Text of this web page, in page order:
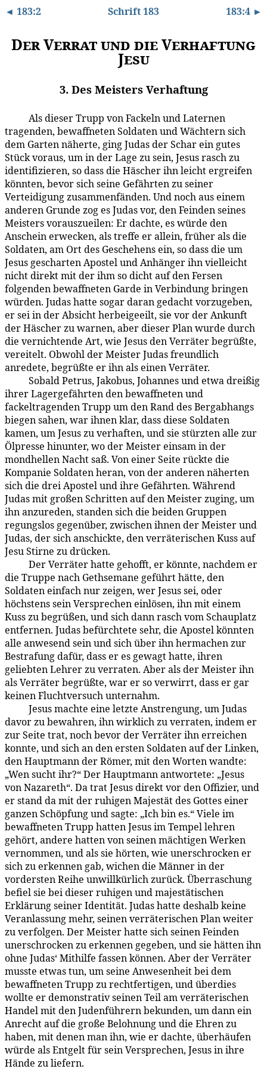
◄ 183:2 Schrift 183 183:4 ►
Der Verrat und die Verhaftung
Jesu
3. Des Meisters Verhaftung
Als dieser Trupp von Fackeln und Laternen
tragenden, bewaffneten Soldaten und Wächtern sich
dem Garten näherte, ging Judas der Schar ein gutes
Stück voraus, um in der Lage zu sein, Jesus rasch zu
identifizieren, so dass die Häscher ihn leicht ergreifen
könnten, bevor sich seine Gefährten zu seiner
Verteidigung zusammenfänden. Und noch aus einem
anderen Grunde zog es Judas vor, den Feinden seines
Meisters vorauszueilen: Er dachte, es würde den
Anschein erwecken, als treffe er allein, früher als die
Soldaten, am Ort des Geschehens ein, so dass die um
Jesus gescharten Apostel und Anhänger ihn vielleicht
nicht direkt mit der ihm so dicht auf den Fersen
folgenden bewaffneten Garde in Verbindung bringen
würden. Judas hatte sogar daran gedacht vorzugeben,
er sei in der Absicht herbeigeeilt, sie vor der Ankunft
der Häscher zu warnen, aber dieser Plan wurde durch
die vernichtende Art, wie Jesus den Verräter begrüßte,
vereitelt. Obwohl der Meister Judas freundlich
anredete, begrüßte er ihn als einen Verräter.
183:3.2Sobald Petrus, Jakobus, Johannes und etwa dreißig
ihrer Lagergefährten den bewaffneten und
fackeltragenden Trupp um den Rand des Bergabhangs
biegen sahen, war ihnen klar, dass diese Soldaten
kamen, um Jesus zu verhaften, und sie stürzten alle zur
Ölpresse hinunter, wo der Meister einsam in der
mondhellen Nacht saß. Von einer Seite rückte die
Kompanie Soldaten heran, von der anderen näherten
sich die drei Apostel und ihre Gefährten. Während
Judas mit großen Schritten auf den Meister zuging, um
ihn anzureden, standen sich die beiden Gruppen
regungslos gegenüber, zwischen ihnen der Meister und
Judas, der sich anschickte, den verräterischen Kuss auf
Jesu Stirne zu drücken.
Der Verräter hatte gehofft, er könnte, nachdem er
die Truppe nach Gethsemane geführt hätte, den
Soldaten einfach nur zeigen, wer Jesus sei, oder
höchstens sein Versprechen einlösen, ihn mit einem
Kuss zu begrüßen, und sich dann rasch vom Schauplatz
entfernen. Judas befürchtete sehr, die Apostel könnten
alle an­wesend sein und sich über ihn hermachen zur
Bestrafung dafür, dass er es gewagt hatte, ihren
geliebten Lehrer zu verraten. Aber als der Meister ihn
als Ver­räter begrüßte, war er so verwirrt, dass er gar
keinen Fluchtversuch unternahm.
Jesus machte eine letzte Anstrengung, um Judas
davor zu bewahren, ihn wirklich zu verraten, indem er
zur Seite trat, noch bevor der Verräter ihn erreichen
konnte, und sich an den ersten Soldaten auf der Linken,
den Hauptmann der Römer, mit den Worten wandte:
„Wen sucht ihr?“ Der Hauptmann antwortete: „Jesus
von Nazareth“. Da trat Jesus direkt vor den Offizier, und
er stand da mit der ruhigen Majestät des Gottes einer
ganzen Schöpfung und sagte: „Ich bin es.“ Viele im
bewaffneten Trupp hatten Jesus im Tempel lehren
gehört, andere hatten von seinen mächtigen Werken
vernommen, und als sie hörten, wie unerschrocken er
sich zu erkennen gab, wichen die Männer in der
vordersten Reihe unwillkürlich zurück. Überraschung
befiel sie bei dieser ruhigen und majestätischen
Erklärung seiner Identität. Judas hatte deshalb keine
Veranlassung mehr, seinen verräterischen Plan weiter
zu verfolgen. Der Meister hatte sich seinen Feinden
unerschrocken zu erkennen gegeben, und sie hätten ihn
ohne Judas‘ Mithilfe fassen können. Aber der Verräter
musste etwas tun, um seine Anwesenheit bei dem
bewaffneten Trupp zu rechtfertigen, und überdies
wollte er demonstrativ seinen Teil am verräterischen
Handel mit den Judenführern bekunden, um dann ein
Anrecht auf die große Belohnung und die Ehren zu
haben, mit denen man ihn, wie er dachte, überhäufen
würde als Entgelt für sein Versprechen, Jesus in ihre
Hände zu liefern.